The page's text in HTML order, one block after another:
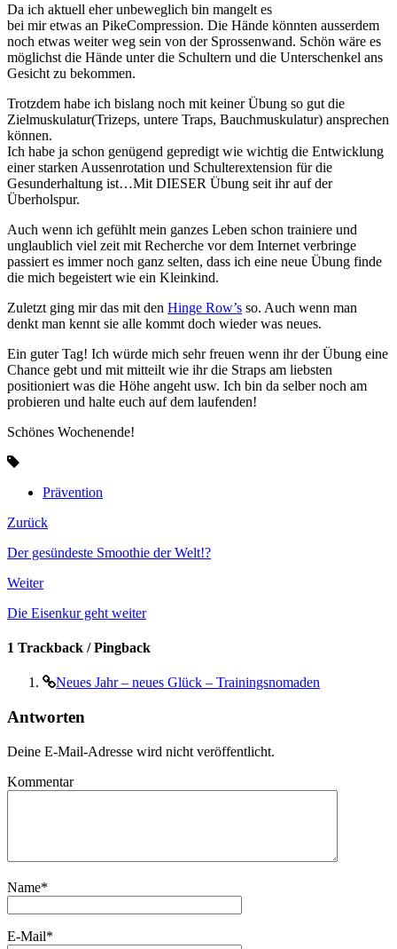
Da ich aktuell eher unbeweglich bin mangelt es
bei mir etwas an PikeCompression. Die Hände könnten ausserdem
noch etwas weiter weg sein von der Sprossenwand. Schön wäre es
möglichst die Hände unter die Schultern und die Unterschenkel ans
Gesicht zu bekommen.
Trotzdem habe ich bislang noch mit keiner Übung so gut die
Zielmuskulatur(Trizeps, untere Traps, Bauchmuskulatur) ansprechen
können.
Ich habe ja schon genügend gepredigt wie wichtig die Entwicklung
einer starken Aussenrotation und Schulterextension für die
Gesunderhaltung ist…Mit DIESER Übung seit ihr auf der
Überholspur.
Auch wenn ich gefühlt mein ganzes Leben schon trainiere und
unglaublich viel zeit mit Recherche vor dem Internet verbringe
passiert es immer noch ganz selten, dass ich eine neue Übung finde
die mich begeistert wie ein Kleinkind.
Zuletzt ging mir das mit den Hinge Row’s so. Auch wenn man
denkt man kennt sie alle kommt doch wieder was neues.
Ein guter Tag! Ich würde mich sehr freuen wenn ihr der Übung eine
Chance gebt und mit mitteilt wie ihr die Straps am liebsten
positioniert was die Höhe angeht usw. Ich bin da selber noch am
probieren und halte euch auf dem laufenden!
Schönes Wochenende!
Prävention
Zurück
Der gesündeste Smoothie der Welt!?
Weiter
Die Eisenkur geht weiter
1 Trackback / Pingback
Neues Jahr – neues Glück – Trainingsnomaden
Antworten
Deine E-Mail-Adresse wird nicht veröffentlicht.
Kommentar
Name*
E-Mail*